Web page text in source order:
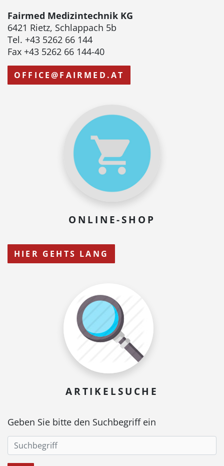
Fairmed Medizintechnik KG
6421 Rietz, Schlappach 5b
Tel. +43 5262 66 144
Fax +43 5262 66 144-40
OFFICE@FAIRMED.AT
ONLINE-SHOP
HIER GEHTS LANG
ARTIKELSUCHE
Geben Sie bitte den Suchbegriff ein